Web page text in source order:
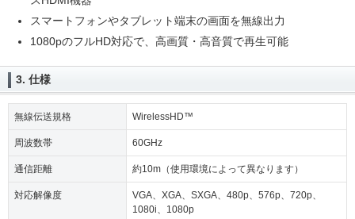
スマートフォンやタブレット端末の画面を無線出力
1080pのフルHD対応で、高画質・高音質で再生可能
3. 仕様
無線伝送規格 WirelessHD™
周波数帯 60GHz
通信距離 約10m（使用環境によって異なります）
対応解像度
VGA、XGA、SXGA、480p、576p、720p、
1080i、1080p